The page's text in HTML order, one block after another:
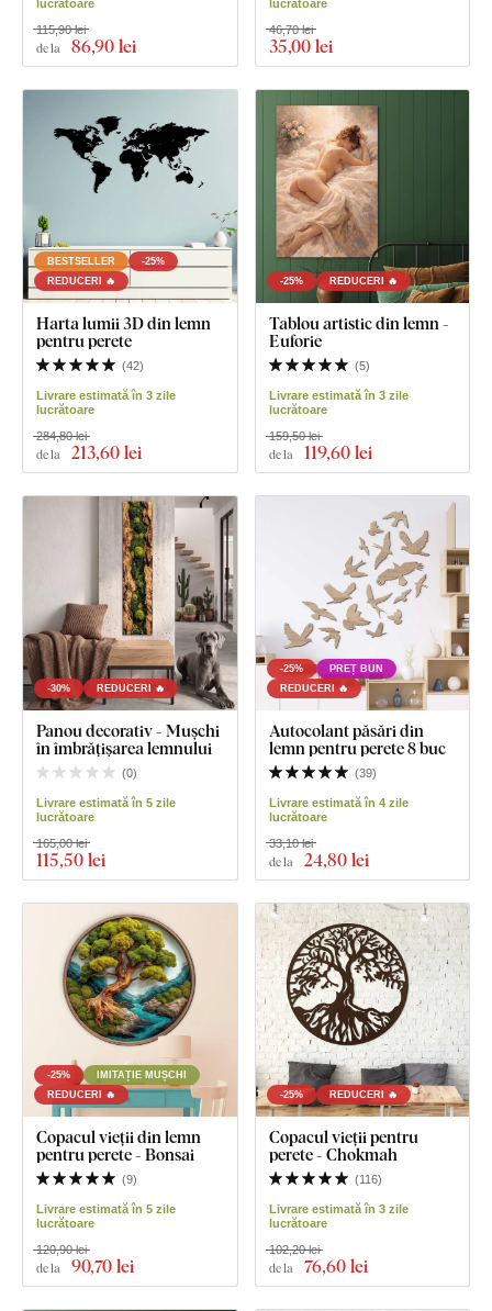
lucrătoare
de la 86,90 lei
115,90 lei
lucrătoare
35,00 lei
46,70 lei
BESTSELLER
-25%
REDUCERI 🔥
Harta lumii 3D din lemn
pentru perete
(42)
Livrare estimată în 3 zile
lucrătoare
de la 213,60 lei
284,80 lei
-25% REDUCERI 🔥
Tablou artistic din lemn -
Euforie
(5)
Livrare estimată în 3 zile
lucrătoare
de la 119,60 lei
159,50 lei
-30% REDUCERI 🔥
Panou decorativ - Mușchi
în îmbrățișarea lemnului
(0)
Livrare estimată în 5 zile
lucrătoare
115,50 lei
165,00 lei
-25%
PREȚ BUN
REDUCERI 🔥
Autocolant păsări din
lemn pentru perete 8 buc
(39)
Livrare estimată în 4 zile
lucrătoare
de la 24,80 lei
33,10 lei
-25%
IMITAȚIE MUȘCHI
REDUCERI 🔥
Copacul vieții din lemn
pentru perete - Bonsai
(9)
Livrare estimată în 5 zile
lucrătoare
de la 90,70 lei
120,90 lei
-25% REDUCERI 🔥
Copacul vieții pentru
perete - Chokmah
(116)
Livrare estimată în 3 zile
lucrătoare
de la 76,60 lei
102,20 lei